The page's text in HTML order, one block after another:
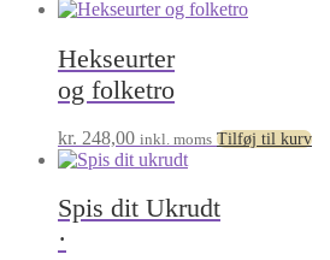
Hekseurter
og folketro
kr. 248,00 inkl. moms Tilføj til kurv
Spis dit Ukrudt
·